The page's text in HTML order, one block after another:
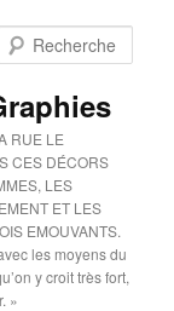
RUE LE
CES DÉCORS
LES
ET LES
EMOUVANTS.
les moyens du
y croit très fort,
»